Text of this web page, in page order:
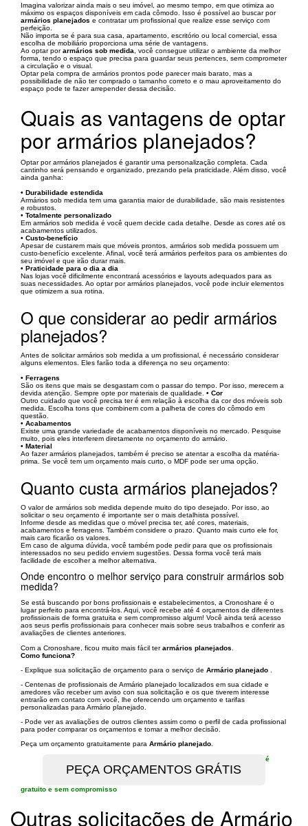
Imagina valorizar ainda mais o seu imóvel, ao mesmo tempo, em que otimiza ao
máximo os espaços disponíveis em cada cômodo. Isso é possível ao buscar por
armários planejados e contratar um profissional que realize esse serviço com
perfeição.
Não importa se é para sua casa, apartamento, escritório ou local comercial, essa
escolha de mobiliário proporciona uma série de vantagens.
Ao optar porarmários sob medida , você consegue utilizar o ambiente da melhor
forma, tendo o espaço que precisa para guardar seus pertences, sem comprometer
a circulação e o visual.
Optar pela compra de armários prontos pode parecer mais barato, mas a
possibilidade de não ter comprado o tamanho correto e o mau aproveitamento do
espaço pode te fazer arrepender dessa decisão.
Quais as vantagens de optar
por armários planejados?
Optar por armários planejados é garantir uma personalização completa. Cada
cantinho será pensando e organizado, prezando pela praticidade. Além disso, você
ainda ganha:
• Durabilidade estendida
Armários sob medida tem uma garantia maior de durabilidade, são mais resistentes
e robustos.
• Totalmente personalizado
Em armários sob medida é você quem decide cada detalhe. Desde as cores até os
acabamentos utilizados.
• Custo-benefício
Apesar de custarem mais que móveis prontos, armários sob medida possuem um
custo-benefício excelente. Afinal, você terá armários perfeitos para os ambientes do
seu imóvel e que irão durar mais.
• Praticidade para o dia a dia
Nas lojas você dificilmente encontrará acessórios e layouts adequados para as
suas necessidades. Ao optar por armários planejados, você pode incluir elementos
que otimizem a sua rotina.
O que considerar ao pedir armários
planejados?
Antes de solicitar armários sob medida a um profissional, é necessário considerar
alguns elementos. Eles farão toda a diferença no seu orçamento:
• Ferragens
São os itens que mais se desgastam com o passar do tempo. Por isso, merecem a
devida atenção. Sempre opte por materiais de qualidade. • Cor
Outro cuidado que você precisa ter é em relação à escolha da cor dos móveis sob
medida. Escolha tons que combinem com a palheta de cores do cômodo em
questão.
• Acabamentos
Existe uma grande variedade de acabamentos disponíveis no mercado. Pesquise
muito, pois eles interferem diretamente no orçamento do armário.
• Material
Ao fazer armários planejados, também é preciso se atentar a escolha da matéria-
prima. Se você tem um orçamento mais curto, o MDF pode ser uma opção.
Quanto custa armários planejados?
O valor de armários sob medida depende muito do tipo desejado. Por isso, ao
solicitar o seu orçamento é importante ser o mais detalhista possível.
Informe desde as medidas que o móvel precisa ter, até cores, materiais,
acabamentos e ferragens. Também considere o prazo. Quanto mais curto ele for,
mais caro ficarão os valores.
Em caso de alguma dúvida, você também pode pedir para que os profissionais
interessados no seu pedido enviem sugestões. Dessa forma você terá mais
facilidade de escolher a melhor alternativa.
Onde encontro o melhor serviço para construir armários sob
medida?
Se está buscando por bons profissionais e estabelecimentos, a Cronoshare é o
lugar perfeito para encontrá-los. Aqui, você recebe até 4 orçamentos de diferentes
profissionais de forma gratuita e sem compromisso algum! Você ainda terá acesso
aos seus perfis profissionais para conhecer mais sobre seus trabalhos e conferir as
avaliações de clientes anteriores.
Com a Cronoshare, ficou muito mais fácil terarmários planejados
Como funciona?
- Explique sua solicitação de orçamento para o serviço de Armário planejado
- Centenas de profissionais de Armário planejado localizados em sua cidade e
arredores vão receber um aviso con sua solicitação e os que tiverem interesse
entrarão em contato com você, lhe oferecendo um orçamento e tarifas
personalizadas para Armário planejado.
- Pode ver as avaliações de outros clientes assim como o perfil de cada profissional
para poder comparar os orçamentos e tomar a melhor decisão.
Peça um orçamento gratuitamente para Armário planejado
é
gratuito e sem compromisso
Outras solicitações de Armário